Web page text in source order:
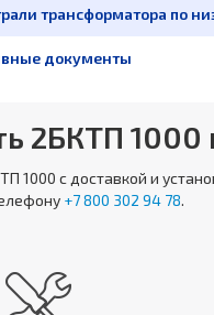
трансформатора по
документы
2БКТП 1000
1000 с доставкой и
+7 800 302 94 78.